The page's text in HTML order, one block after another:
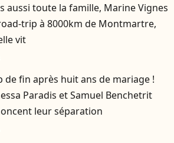
aussi toute la famille, Marine Vignes
trip à 8000km de Montmartre,
vit
de fin après huit ans de mariage !
Paradis et Samuel Benchetrit
leur séparation